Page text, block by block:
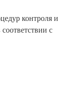
контроля и
с